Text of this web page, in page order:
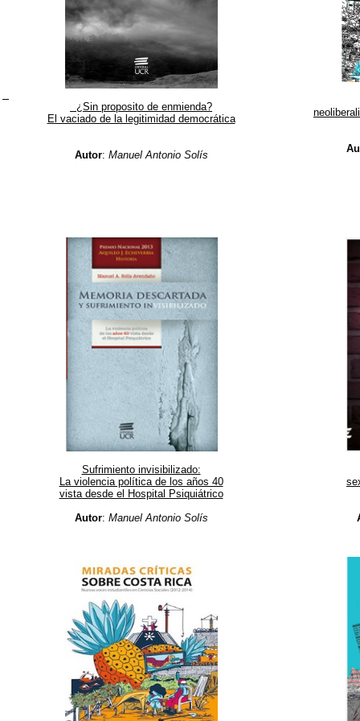
¿Sin proposito de enmienda?
El vaciado de la legitimidad democrática
Autor: Manuel Antonio Solís
Sufrimiento invisibilizado:
La violencia política de los años 40
vista desde el Hospital Psiquiátrico
Autor: Manuel Antonio Solís